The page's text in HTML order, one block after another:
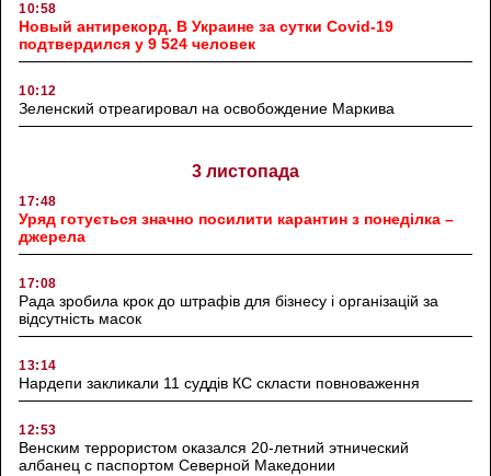
10:58
Новый антирекорд. В Украине за сутки Covid-19
подтвердился у 9 524 человек
10:12
Зеленский отреагировал на освобождение Маркива
3 листопада
17:48
Уряд готується значно посилити карантин з понеділка –
джерела
17:08
Рада зробила крок до штрафів для бізнесу і організацій за
відсутність масок
13:14
Нардепи закликали 11 суддів КС скласти повноваження
12:53
Венским террористом оказался 20-летний этнический
албанец с паспортом Северной Македонии